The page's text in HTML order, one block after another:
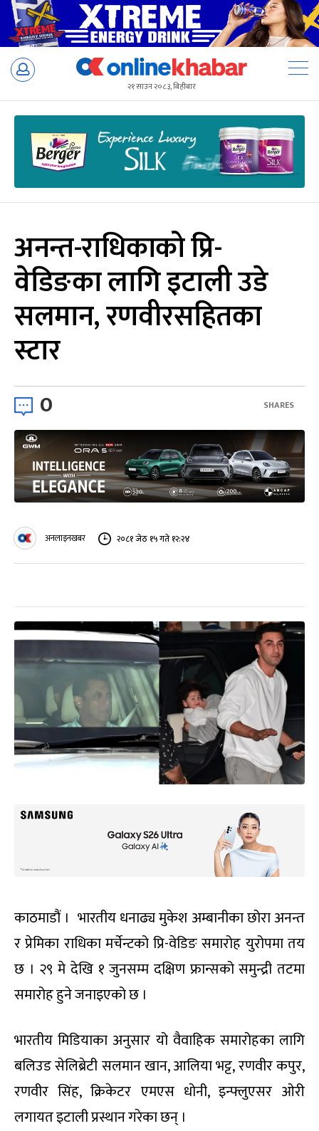
Skip
२१ साउन २०८३, बिहीबार
अनन्त-राधिकाको प्रि-
वेडिङका लागि इटाली उडे
सलमान, रणवीरसहितका
स्टार
0 SHARES
अनलाइनखबर २०८१ जेठ १५ गते १२:२४
काठमाडौं । भारतीय धनाढ्य मुकेश अम्बानीका छोरा अनन्त
र प्रेमिका राधिका मर्चेन्टको प्रि-वेडिङ समारोह युरोपमा तय
छ । २९ मे देखि १ जुनसम्म दक्षिण फ्रान्सको समुन्द्री तटमा
समारोह हुने जनाइएको छ ।
भारतीय मिडियाका अनुसार यो वैवाहिक समारोहका लागि
बलिउड सेलिब्रेटी सलमान खान, आलिया भट्ट, रणवीर कपुर,
रणवीर सिंह, क्रिकेटर एमएस धोनी, इन्फ्लुएसर ओरी
लगायत इटाली प्रस्थान गरेका छन् ।